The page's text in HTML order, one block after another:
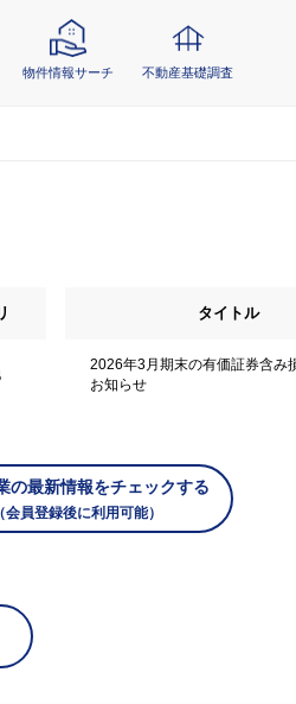
物件情報サーチ 不動産基礎調査
タイトル
2026年3月期末の有価証券含み
お知らせ
の最新情報をチェックする
（会員登録後に利用可能）